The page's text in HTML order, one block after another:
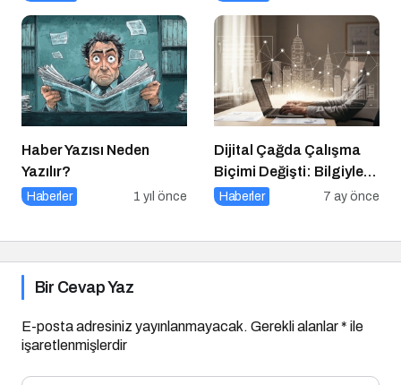
Haber Yazısı Neden
Yazılır?
Haberler 1 yıl önce
Dijital Çağda Çalışma
Biçimi Değişti: Bilgiyle
Para Kazananların Yeni
Haberler 7 ay önce
Bir Cevap Yaz
E-posta adresiniz yayınlanmayacak. Gerekli alanlar* ile
işaretlenmişlerdir